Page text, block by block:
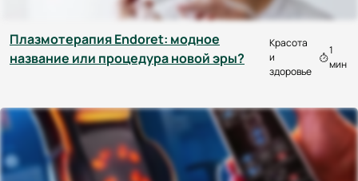
Плазмотерапия Endoret: модное
название или процедура новой эры?
Красота
и
здоровье
1
мин